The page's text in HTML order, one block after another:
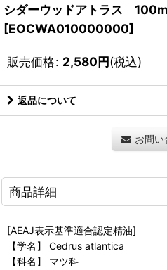
シダーウッドアトラス 100ml
[EOCWA010000000]
販売価格: 2,580円(税込)
返品について
お問い
商品詳細
[AEAJ表示基準適合認定精油]
【学名】 Cedrus atlantica
【科名】 マツ科